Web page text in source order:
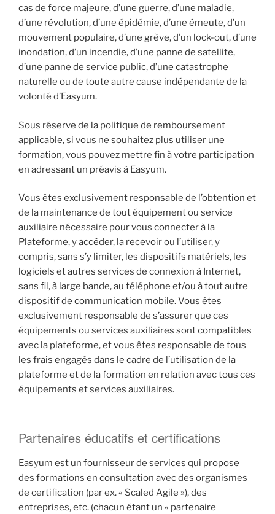
cas de force majeure, d’une guerre, d’une maladie,
d’une révolution, d’une épidémie, d’une émeute, d’un
mouvement populaire, d’une grève, d’un lock-out, d’une
inondation, d’un incendie, d’une panne de satellite,
d’une panne de service public, d’une catastrophe
naturelle ou de toute autre cause indépendante de la
volonté d’Easyum.
Sous réserve de la politique de remboursement
applicable, si vous ne souhaitez plus utiliser une
formation, vous pouvez mettre fin à votre participation
en adressant un préavis à Easyum.
Vous êtes exclusivement responsable de l’obtention et
de la maintenance de tout équipement ou service
auxiliaire nécessaire pour vous connecter à la
Plateforme, y accéder, la recevoir ou l’utiliser, y
compris, sans s’y limiter, les dispositifs matériels, les
logiciels et autres services de connexion à Internet,
sans fil, à large bande, au téléphone et/ou à tout autre
dispositif de communication mobile. Vous êtes
exclusivement responsable de s’assurer que ces
équipements ou services auxiliaires sont compatibles
avec la plateforme, et vous êtes responsable de tous
les frais engagés dans le cadre de l’utilisation de la
plateforme et de la formation en relation avec tous ces
équipements et services auxiliaires.
Partenaires éducatifs et certifications
Easyum est un fournisseur de services qui propose
des formations en consultation avec des organismes
de certification (par ex. « Scaled Agile »), des
entreprises, etc. (chacun étant un « partenaire